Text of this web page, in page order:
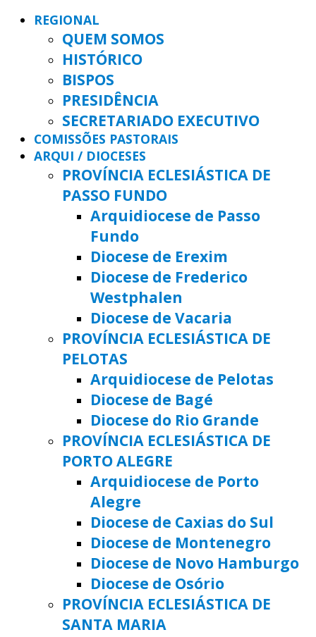
REGIONAL
QUEM SOMOS
HISTÓRICO
BISPOS
PRESIDÊNCIA
SECRETARIADO EXECUTIVO
COMISSÕES PASTORAIS
ARQUI / DIOCESES
PROVÍNCIA ECLESIÁSTICA DE
PASSO FUNDO
Arquidiocese de Passo
Fundo
Diocese de Erexim
Diocese de Frederico
Westphalen
Diocese de Vacaria
PROVÍNCIA ECLESIÁSTICA DE
PELOTAS
Arquidiocese de Pelotas
Diocese de Bagé
Diocese do Rio Grande
PROVÍNCIA ECLESIÁSTICA DE
PORTO ALEGRE
Arquidiocese de Porto
Alegre
Diocese de Caxias do Sul
Diocese de Montenegro
Diocese de Novo Hamburgo
Diocese de Osório
PROVÍNCIA ECLESIÁSTICA DE
SANTA MARIA